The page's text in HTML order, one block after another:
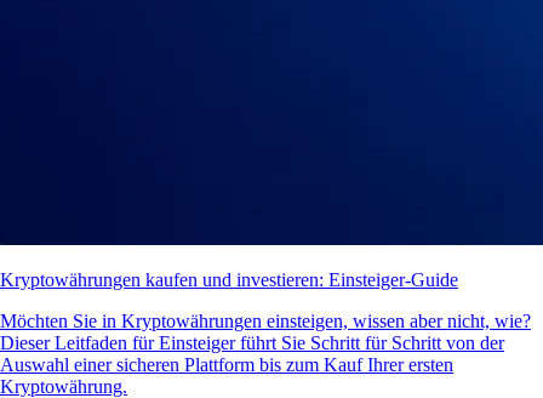
Kryptowährungen kaufen und investieren: Einsteiger-Guide
Möchten Sie in Kryptowährungen einsteigen, wissen aber nicht, wie?
Dieser Leitfaden für Einsteiger führt Sie Schritt für Schritt von der
Auswahl einer sicheren Plattform bis zum Kauf Ihrer ersten
Kryptowährung.